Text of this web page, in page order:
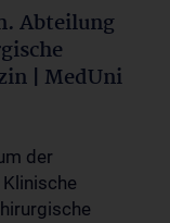
Abteilung
| MedUni
der